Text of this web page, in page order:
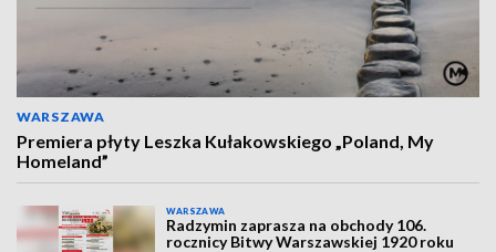
WARSZAWA
Premiera płyty Leszka Kułakowskiego „Poland, My
Homeland”
WARSZAWA
Radzymin zaprasza na obchody 106.
rocznicy Bitwy Warszawskiej 1920 roku